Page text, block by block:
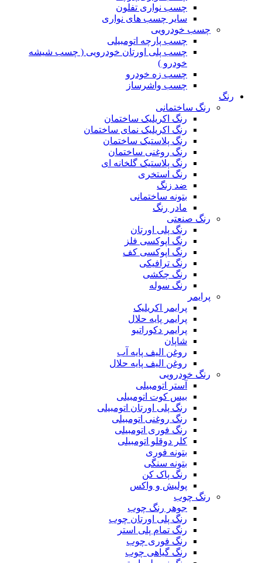
چسب نواری تفلون
سایر چسب های نواری
چسب خودرویی
چسب پارچه اتومبیلی
چسب پلی اورتان خودرویی ( چسب شیشه
خودرو )
چسب زه خودرو
چسب واشرساز
رنگ
رنگ ساختمانی
رنگ اکریلیک ساختمان
رنگ اکریلیک نمای ساختمان
رنگ پلاستیک ساختمان
رنگ روغنی ساختمان
رنگ پلاستیک گلخانه ای
رنگ استخری
ضد زنگ
بتونه ساختمانی
مادر رنگ
رنگ صنعتی
رنگ پلی اورتان
رنگ اپوکسی فلز
رنگ اپوکسی کف
رنگ ترافیکی
رنگ چکشی
رنگ سوله
پرایمر
پرایمر اکریلیک
پرایمر پایه حلال
پرایمر دکوراتیو
شاپان
روغن الیف پایه آب
روغن الیف پایه حلال
رنگ خودرویی
آستر اتومبیلی
بیس کوت اتومبیلی
رنگ پلی اورتان اتومبیلی
رنگ روغنی اتومبیلی
رنگ فوری اتومبیلی
کلر دوقلو اتومبیلی
بتونه فوری
بتونه سنگی
رنگ پاک کن
پولیش و واکس
رنگ چوب
جوهر رنگ چوب
رنگ پلی اورتان چوب
رنگ تمام پلی استر
رنگ فوری چوب
رنگ گیاهی چوب